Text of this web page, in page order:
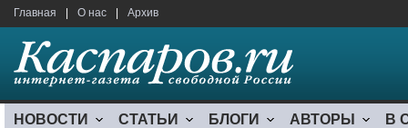
Главная О нас Архив
НОВОСТИ СТАТЬИ БЛОГИ АВТОРЫ В